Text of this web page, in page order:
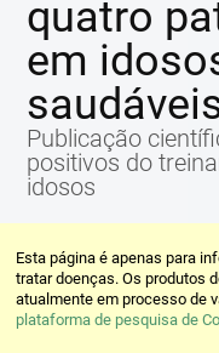
quatro
em
Publicação
positivos do
idosos
Esta página é apenas para
tratar doenças. Os produtos
atualmente em processo de
plataforma de pesquisa de